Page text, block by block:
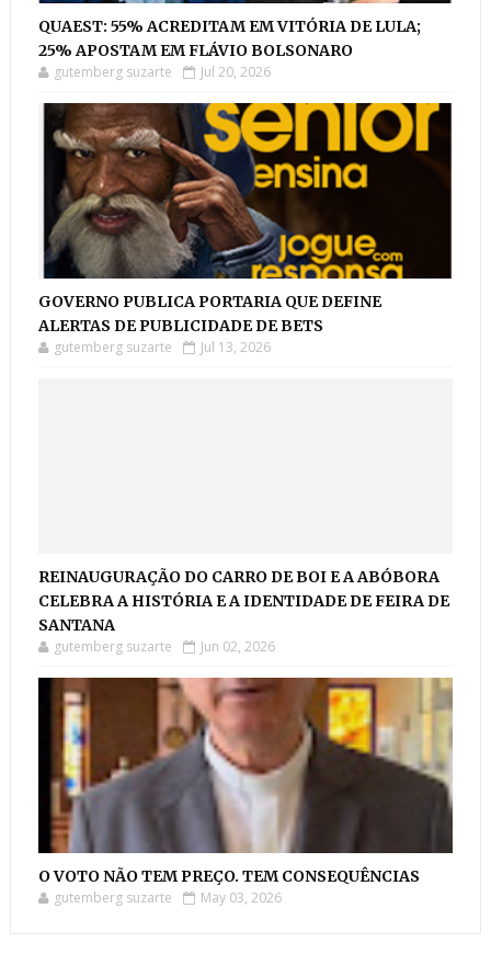
QUAEST: 55% ACREDITAM EM VITÓRIA DE LULA;
25% APOSTAM EM FLÁVIO BOLSONARO
gutemberg suzarte Jul 20, 2026
GOVERNO PUBLICA PORTARIA QUE DEFINE
ALERTAS DE PUBLICIDADE DE BETS
gutemberg suzarte Jul 13, 2026
REINAUGURAÇÃO DO CARRO DE BOI E A ABÓBORA
CELEBRA A HISTÓRIA E A IDENTIDADE DE FEIRA DE
SANTANA
gutemberg suzarte Jun 02, 2026
O VOTO NÃO TEM PREÇO. TEM CONSEQUÊNCIAS
gutemberg suzarte May 03, 2026